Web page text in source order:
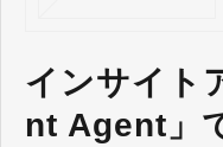
インサイト
nt Agent」